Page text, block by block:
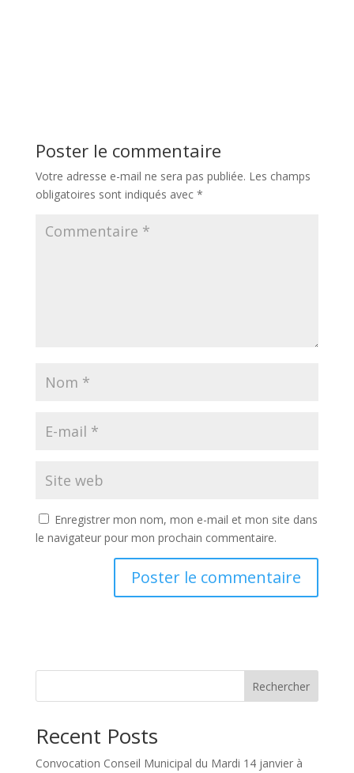
Poster le commentaire
Votre adresse e-mail ne sera pas publiée. Les champs
obligatoires sont indiqués avec *
Enregistrer mon nom, mon e-mail et mon site dans
le navigateur pour mon prochain commentaire.
Rechercher
Recent Posts
Convocation Conseil Municipal du Mardi 14 janvier à